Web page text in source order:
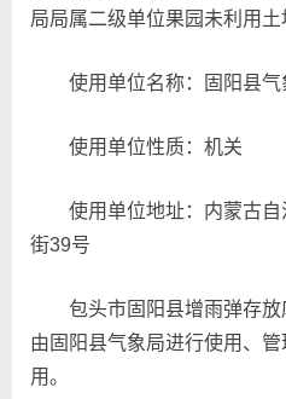
局局属二级单位果园未利用土
使用单位名称：固阳县气
使用单位性质：机关
使用单位地址：内蒙古
街39号
包头市固阳县增雨弹存放
由固阳县气象局进行使用、
用。